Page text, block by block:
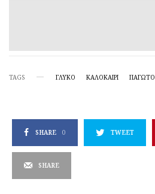
TAGS ΓΛΥΚΟ ΚΑΛΟΚΑΙΡΙ ΠΑΓΩΤΌ
SHARE 0 TWEET
SHARE